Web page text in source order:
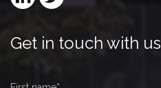
Get in touch with us